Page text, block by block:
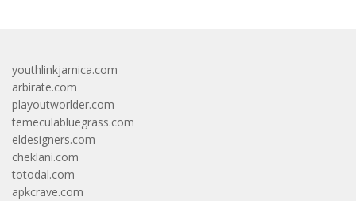
youthlinkjamica.com
arbirate.com
playoutworlder.com
temeculabluegrass.com
eldesigners.com
cheklani.com
totodal.com
apkcrave.com